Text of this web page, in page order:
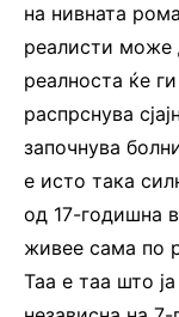
на нивната
реалисти може
реалноста ќе
распрснува
започнува
е исто така
од 17-годишна
живее сама по
Таа е таа што